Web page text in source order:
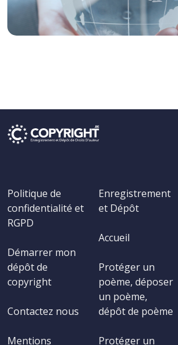
Politique de
confidentialité et
RGPD
Démarrer mon
dépôt de
copyright
Contactez nous
Mentions
Enregistrement
et Dépôt
Accueil
Protéger un
poème, déposer
un poème,
dépôt de poème
Protéger un